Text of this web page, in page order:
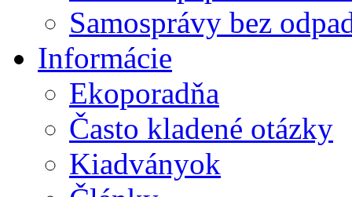
Samosprávy bez
Informácie
Ekoporadňa
Často kladené otázky
Kiadványok